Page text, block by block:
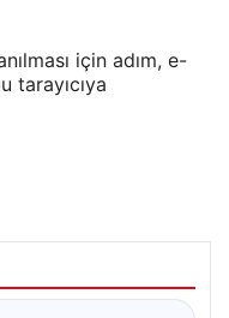
için adım, e-
tarayıcıya